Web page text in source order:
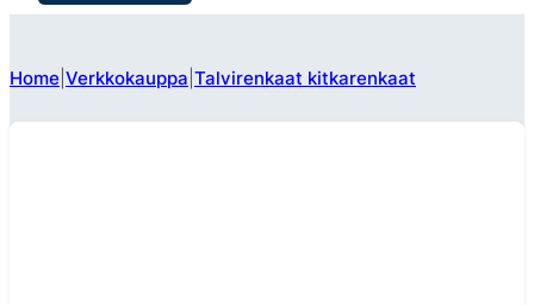
Home Verkkokauppa Talvirenkaat kitkarenkaat